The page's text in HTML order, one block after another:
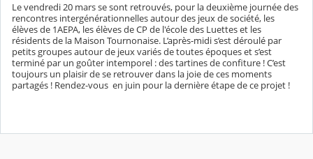
Le vendredi 20 mars se sont retrouvés, pour la deuxième journée des
rencontres intergénérationnelles autour des jeux de société, les
élèves de 1AEPA, les élèves de CP de l'école des Luettes et les
résidents de la Maison Tournonaise. L’après-midi s’est déroulé par
petits groupes autour de jeux variés de toutes époques et s’est
terminé par un goûter intemporel : des tartines de confiture ! C’est
toujours un plaisir de se retrouver dans la joie de ces moments
partagés ! Rendez-vous en juin pour la dernière étape de ce projet !